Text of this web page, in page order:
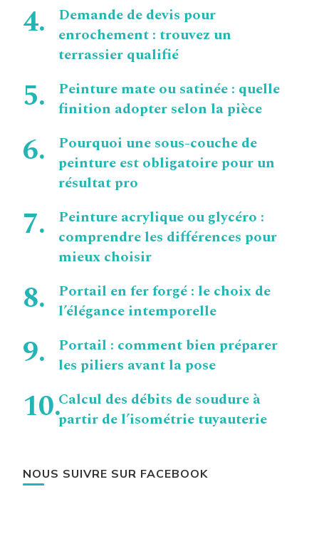
Demande de devis pour
enrochement : trouvez un
terrassier qualifié
Peinture mate ou satinée : quelle
finition adopter selon la pièce
Pourquoi une sous-couche de
peinture est obligatoire pour un
résultat pro
Peinture acrylique ou glycéro :
comprendre les différences pour
mieux choisir
Portail en fer forgé : le choix de
l’élégance intemporelle
Portail : comment bien préparer
les piliers avant la pose
Calcul des débits de soudure à
partir de l’isométrie tuyauterie
NOUS SUIVRE SUR FACEBOOK